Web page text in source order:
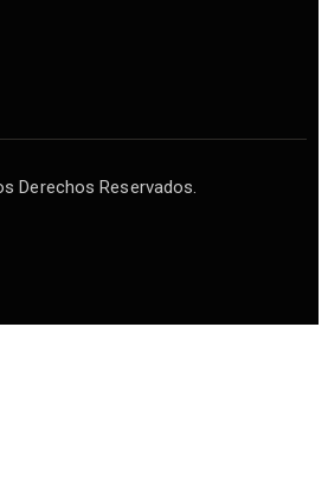
Derechos Reservados.